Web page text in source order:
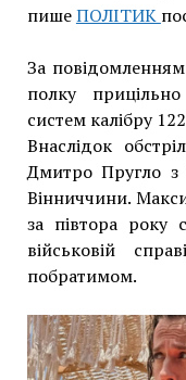
пишеПОЛІТИК
За повідомленням
полку
систем калібру
Внаслідок
Дмитро Пругло
Вінниччини.
за півтора року
військовій
побратимом.